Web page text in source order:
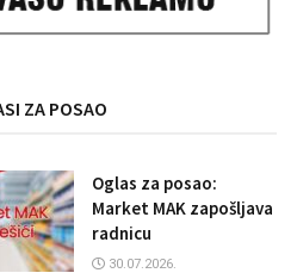
ZA POSAO
Oglas za posao:
Market MAK zapošljava
radnicu
30.07.2026.